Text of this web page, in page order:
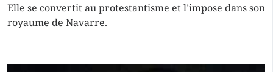
Elle se convertit au protestantisme et l’impose dans son
royaume de Navarre.